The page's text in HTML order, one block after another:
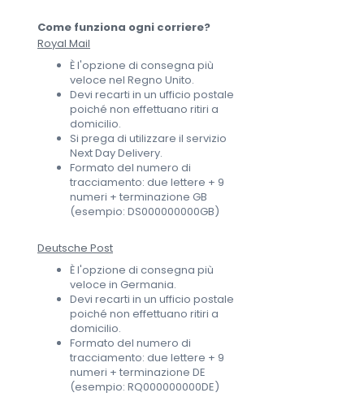
Come funziona ogni corriere?
Royal Mail
È l'opzione di consegna più
veloce nel Regno Unito.
Devi recarti in un ufficio postale
poiché non effettuano ritiri a
domicilio.
Si prega di utilizzare il servizio
Next Day Delivery.
Formato del numero di
tracciamento: due lettere + 9
numeri + terminazione GB
(esempio: DS000000000GB)
Deutsche Post
È l'opzione di consegna più
veloce in Germania.
Devi recarti in un ufficio postale
poiché non effettuano ritiri a
domicilio.
Formato del numero di
tracciamento: due lettere + 9
numeri + terminazione DE
(esempio: RQ000000000DE)